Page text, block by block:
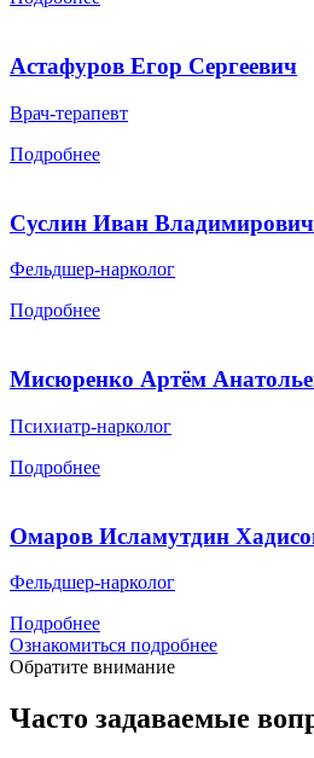
Астафуров Егор Сергеевич
Врач-терапевт
Подробнее
Суслин Иван Владимирович
Фельдшер-нарколог
Подробнее
Мисюренко Артём
Психиатр-нарколог
Подробнее
Омаров Исламутдин
Фельдшер-нарколог
Подробнее
Ознакомиться подробнее
Обратите внимание
Часто задаваемые